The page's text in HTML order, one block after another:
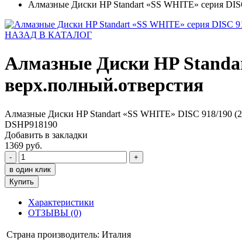
Алмазные Диски HP Standart «SS WHITE» серия
НАЗАД В КАТАЛОГ
Алмазные Диски HP
верх.полный.отверстия
Алмазные Диски HP Standart «SS WHITE» DISC 918/190
DSHP918190
Добавить в закладки
1369 руб.
-
+
в один клик
Купить
Характеристики
ОТЗЫВЫ (0)
Страна производитель: Италия